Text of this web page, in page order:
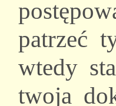
patrzeć
wtedy
twoja